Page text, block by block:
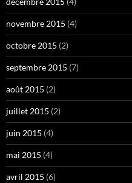
novembre 2015 (4)
octobre 2015 (2)
septembre 2015 (7)
août 2015 (2)
juillet 2015 (2)
juin 2015 (4)
mai 2015 (4)
avril 2015 (6)